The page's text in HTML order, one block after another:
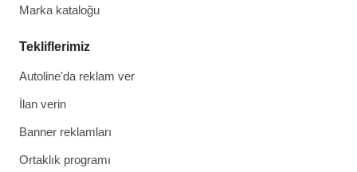
Marka kataloğu
Tekliflerimiz
Autoline'da reklam ver
İlan verin
Banner reklamları
Ortaklık programı